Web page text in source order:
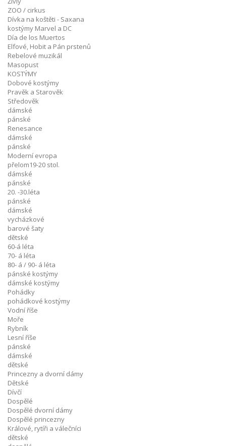
ZOO / cirkus
Dívka na koštěti - Saxana
kostýmy Marvel a DC
Día de los Muertos
Elfové, Hobit a Pán prstenů
Rebelové muzikál
Masopust
KOSTÝMY
Dobové kostýmy
Pravěk a Starověk
Středověk
dámské
pánské
Renesance
dámské
pánské
Moderní evropa
přelom19-20 stol.
dámské
pánské
20. -30.léta
pánské
dámské
vycházkové
barové šaty
dětské
60-á léta
70- á léta
80- á / 90- á léta
pánské kostýmy
dámské kostýmy
Pohádky
pohádkové kostýmy
Vodní říše
Moře
Rybník
Lesní říše
pánské
dámské
dětské
Princezny a dvorní dámy
Dětské
Dívčí
Dospělé
Dospělé dvorní dámy
Dospělé princezny
Králové, rytíři a válečníci
dětské